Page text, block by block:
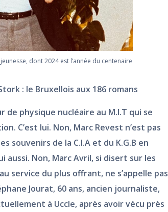
dont 2024 est l’année du centenaire
: le Bruxellois aux 186 romans
de physique nucléaire au M.I.T qui se
C’est lui. Non, Marc Revest n’est pas
souvenirs de la C.I.A et du K.G.B en
aussi. Non, Marc Avril, si disert sur les
service du plus offrant, ne s’appelle pas
Jourat, 60 ans, ancien journaliste,
à Uccle, après avoir vécu près